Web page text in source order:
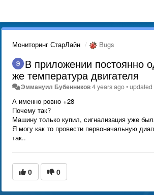
Мониторинг СтарЛайн Bugs
В приложении постоянно
же температура двигателя
Эммануил Бубенников4 years ago•updated
А именно ровно +28
Почему так?
Машину только купил, сигнализация уже
Я могу как то провести первоначальную
так..
0 0